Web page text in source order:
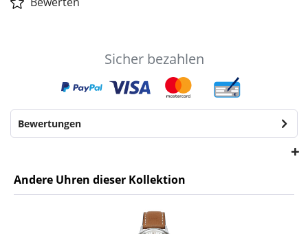
Sicher bezahlen
Bewertungen
Andere Uhren dieser Kollektion